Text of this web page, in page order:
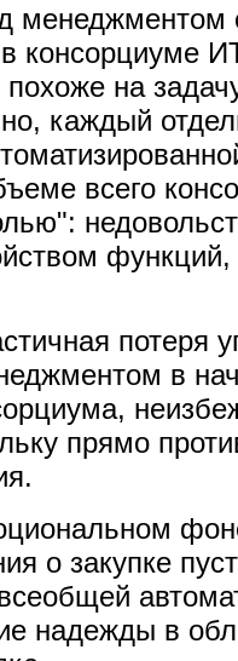
менеджментом
консорциуме
на
каждый
всего
потеря
в
прямо
о закупке
надежды в